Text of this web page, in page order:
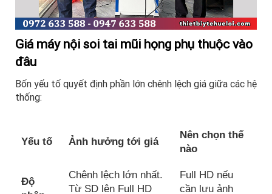
Giá máy nội soi tai mũi họng phụ thuộc vào
đâu
Bốn yếu tố quyết định phần lớn chênh lệch giá giữa các hệ
thống:
Yếu tố Ảnh hưởng tới giá
Nên chọn thế
nào
Độ
Chênh lệch lớn nhất.
Từ SD lên Full HD
Full HD nếu
cần lưu ảnh